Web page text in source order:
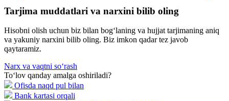
Tarjima muddatlari va narxini bilib oling
Hisobni olish uchun biz bilan bogʻlaning va hujjat tarjimaning aniq
va yakuniy narxini bilib oling. Biz imkon qadar tez javob
qaytaramiz.
Narx va vaqtni soʻrash
Toʻlov qanday amalga oshiriladi?
Ofisda naqd pul bilan
Bank kartasi orqali